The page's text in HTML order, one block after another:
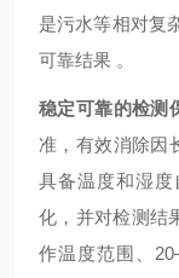
是污水等相对复
可靠结果 。
稳定可靠的检测
准，有效消除因
具备温度和湿
化，并对检测结
作温度范围、